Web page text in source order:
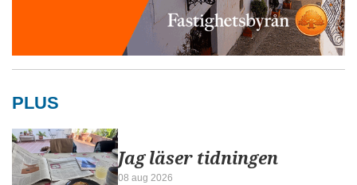
PLUS
Jag läser tidningen
08 aug 2026